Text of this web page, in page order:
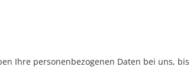
Ihre personenbezogenen Daten bei uns,